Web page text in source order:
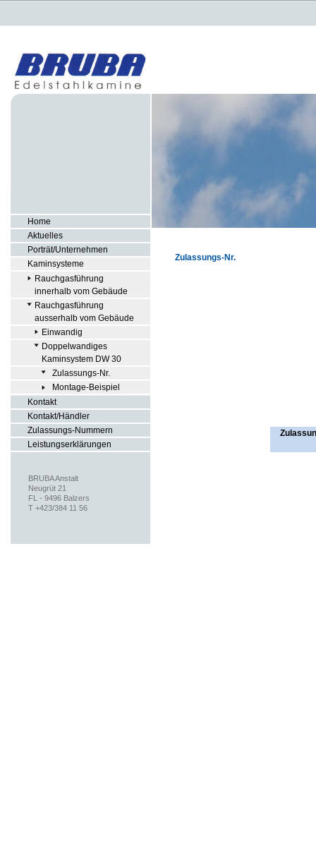
Home
Aktuelles
Porträt/Unternehmen
Kaminsysteme
Rauchgasführung
innerhalb vom Gebäude
Rauchgasführung
ausserhalb vom Gebäude
Einwandig
Doppelwandiges
Kaminsystem DW 30
Zulassungs-Nr.
Montage-Beispiel
Kontakt
Kontakt/Händler
Zulassungs-Nummern
Leistungserklärungen
Zulassungs-Nr.
BRUBA Anstalt
Neugrüt 21
FL - 9496 Balzers
T +423/384 11 56